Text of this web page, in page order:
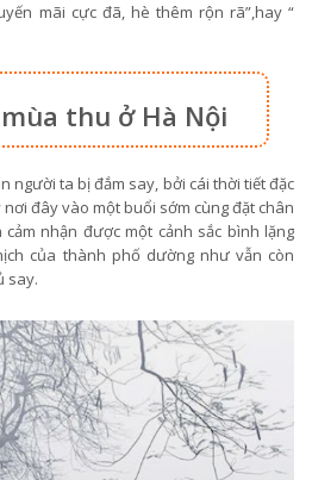
mãi cực đã, hè thêm rộn rã”,hay “
thu ở Hà Nội
người ta bị đắm say, bởi cái thời tiết đặc
đây vào một buổi sớm cùng đặt chân
nhận được một cảnh sắc bình lặng
của thành phố dường như vẫn còn
say.